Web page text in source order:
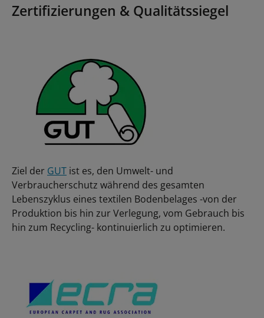
Zertifizierungen & Qualitätssiegel
Ziel der GUT ist es, den Umwelt- und
Verbraucherschutz während des gesamten
Lebenszyklus eines textilen Bodenbelages -von der
Produktion bis hin zur Verlegung, vom Gebrauch bis
hin zum Recycling- kontinuierlich zu optimieren.